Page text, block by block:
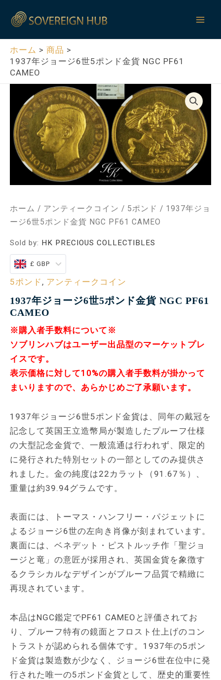
ホーム
商品
1937年ジョージ6世5ポンド金貨 NGC PF61
CAMEO
ホーム / アンティークコイン / 5ポンド / 1937年ジョ
ージ6世5ポンド金貨 NGC PF61 CAMEO
Sold by: HK PRECIOUS COLLECTIBLES
£ GBP
5ポンド , アンティークコイン
1937年ジョージ6世5ポンド金貨 NGC PF61
CAMEO
※購入者手数料について※
ソブリンハブはユーザー出品型のマーケットプレ
イスです。
表示価格に対して10%の購入者手数料が掛かって
まいりますので、あらかじめご了承願います。
1937年ジョージ6世5ポンド金貨は、同年の戴冠を
記念して英国王立造幣局が製造したプルーフ仕様
の大型記念金貨で、一般流通は行われず、限定的
に発行された特別セットの一部としてのみ提供さ
れました。金の純度は22カラット（91.67％）、
重量は約39.94グラムです。
表面には、トーマス・ハンフリー・パジェットに
よるジョージ6世の左向き肖像が刻まれています。
裏面には、ベネデット・ピストルッチ作「聖ジョ
ージと竜」の意匠が採用され、英国金貨を象徴す
るクラシカルなデザインがプルーフ品質で精緻に
再現されています。
本品はNGC鑑定でPF61 CAMEOと評価されてお
り、プルーフ特有の鏡面とフロスト仕上げのコン
トラストが認められる個体です。1937年の5ポン
ド金貨は製造数が少なく、ジョージ6世在位中に発
行された唯一の5ポンド金貨として、歴史的重要性